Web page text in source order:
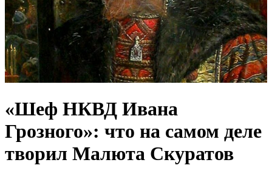
«Шеф НКВД Ивана
Грозного»: что на самом деле
творил Малюта Скуратов